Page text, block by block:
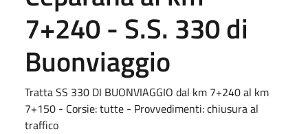
7+240 - S.S. 330 di
Buonviaggio
Tratta SS 330 DI BUONVIAGGIO dal km 7+240 al km
7+150 - Corsie: tutte - Provvedimenti: chiusura al
traffico